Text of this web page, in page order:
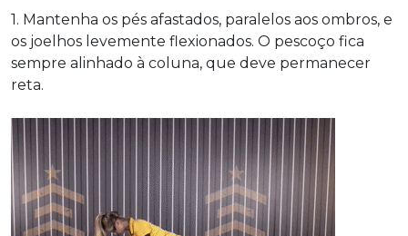
1. Mantenha os pés afastados, paralelos aos ombros, e
os joelhos levemente flexionados. O pescoço fica
sempre alinhado à coluna, que deve permanecer
reta.